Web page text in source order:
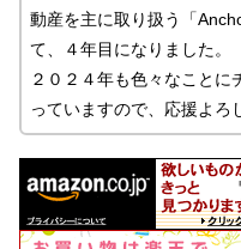
動産を主に取り扱う「
て、４年目になりました。
２０２４年も色々なことに
っていますので、応援よろ